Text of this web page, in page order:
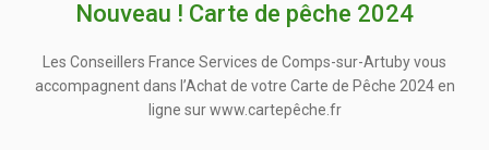
Nouveau ! Carte de pêche 2024
Les Conseillers France Services de Comps-sur-Artuby vous
accompagnent dans l’Achat de votre Carte de Pêche 2024 en
ligne sur www.cartepêche.fr